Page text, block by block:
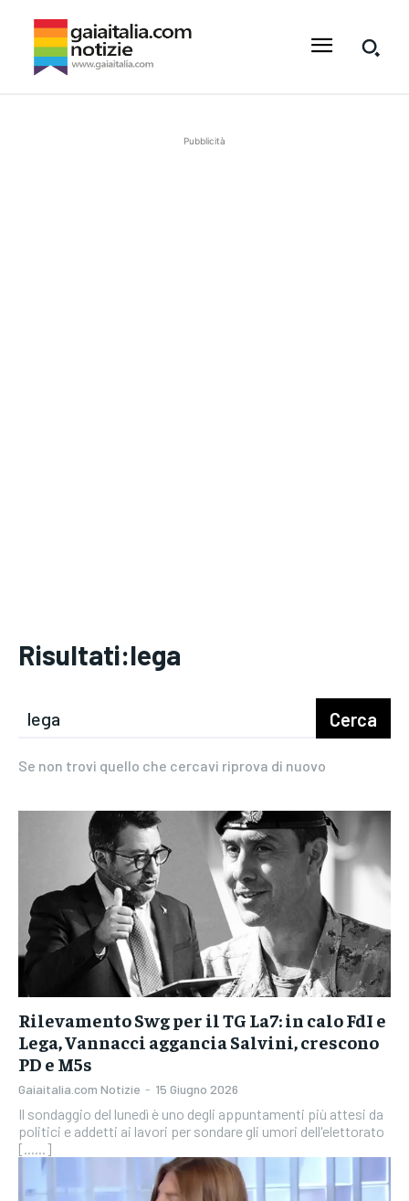
Pubblicità
Risultati:lega
Cerca
Se non trovi quello che cercavi riprova di nuovo
Rilevamento Swg per il TG La7: in calo FdI e
Lega, Vannacci aggancia Salvini, crescono
PD e M5s
Gaiaitalia.com Notizie - 15 Giugno 2026
Il sondaggio del lunedì è uno degli appuntamenti più attesi da
politici e addetti ai lavori per sondare gli umori dell'elettorato
[......]